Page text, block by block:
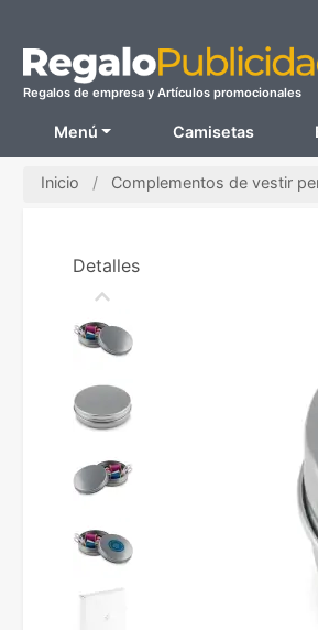
Regalos de empresa y Artículos promocionales
Menú Camisetas
Inicio Complementos de vestir
Detalles